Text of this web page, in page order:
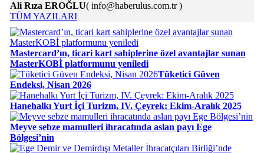
Ali Rıza EROĞLU( info@haberulus.com.tr )
TÜM YAZILARI
Mastercard’ın, ticari kart sahiplerine özel avantajlar sunan
MasterKOBİ platformunu yeniledi
Tüketici Güven
Endeksi, Nisan 2026
Hanehalkı Yurt İçi Turizm, IV. Çeyrek: Ekim-Aralık 2025
Meyve sebze mamulleri ihracatında aslan payı Ege
Bölgesi’nin